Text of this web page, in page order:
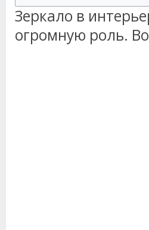
Зеркало в
огромную роль.